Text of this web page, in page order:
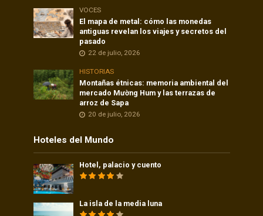
VOCES
El mapa de metal: cómo las monedas
antiguas revelan los viajes y secretos del
pasado
22 de julio, 2026
HISTORIAS
Montañas étnicas: memoria ambiental del
mercado Mường Hum y las terrazas de
arroz de Sapa
20 de julio, 2026
Hoteles del Mundo
Hotel, palacio y cuento
La isla de la media luna